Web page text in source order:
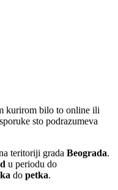
kurirom bilo to online ili
sto podrazumeva
teritoriji grada Beograda.
u periodu do
do petka.